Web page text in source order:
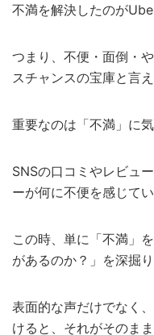
不満を解決したのが
つまり、不便・面倒・
スチャンスの宝庫と言え
重要なのは「不満」に
SNSの口コミやレビュ
ーが何に不便を感じて
この時、単に「不満」
があるのか？」を深掘
表面的な声だけでなく
けると、それがそのま